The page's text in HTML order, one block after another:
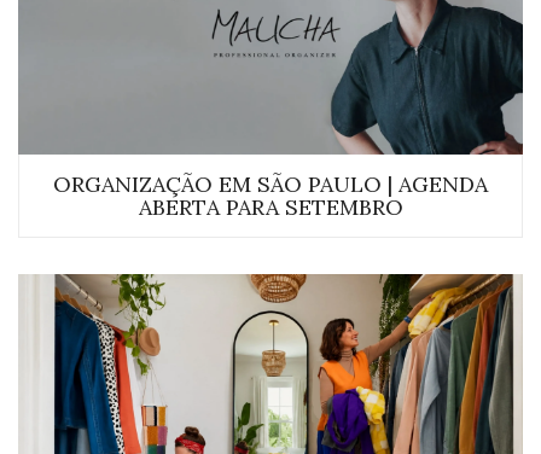
ORGANIZAÇÃO EM SÃO PAULO | AGENDA
ABERTA PARA SETEMBRO